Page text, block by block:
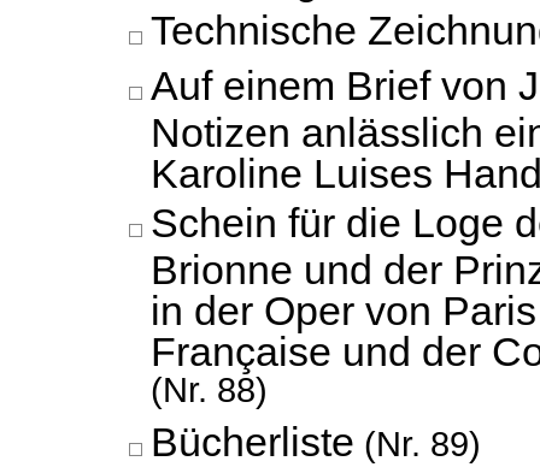
Technische
Auf einem Brief von
Notizen anlässlich
Karoline Luises
Schein für die Loge
Brionne und der
in der Oper von
Française und der
(Nr. 88)
Bücherliste (Nr. 89)